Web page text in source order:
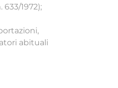
1972);
abituali